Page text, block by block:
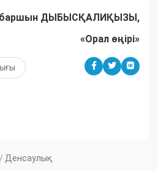
ДЫБЫСҚАЛИҚЫЗЫ,
«Орал өңірі»
/ Денсаулық